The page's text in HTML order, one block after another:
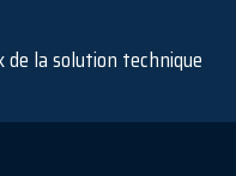
de la solution technique